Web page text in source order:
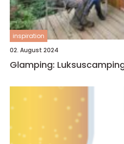
inspiration
02. August 2024
Glamping: